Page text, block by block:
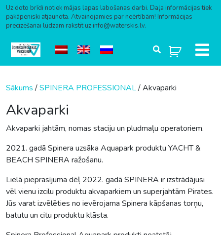
Uz doto brīdi notiek mājas lapas labošanas darbi. Daļa informācijas tiek
pakāpeniski atjaunota. Atvainojamies par neērtībām! Informācijas
precizēšanai lūdzam rakstīt uz info@waterskis.lv.
Sākums/SPINERA PROFESSIONAL/ Akvaparki
Akvaparki
Akvaparki jahtām, nomas staciju un pludmaļu operatoriem.
2021. gadā Spinera uzsāka Aquapark produktu YACHT &
BEACH SPINERA ražošanu.
Lielā pieprasījuma dēļ 2022. gadā SPINERA ir izstrādājusi
vēl vienu izcilu produktu akvaparkiem un superjahtām Pirates.
Jūs varat izvēlēties no ievērojama Spinera kāpšanas torņu,
batutu un citu produktu klāsta.